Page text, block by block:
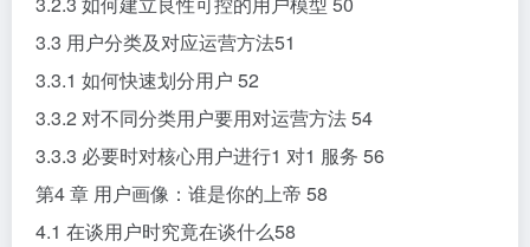
3.3 用户分类及对应运营方法51
3.3.1 如何快速划分用户 52
3.3.2 对不同分类用户要用对运营方法 54
3.3.3 必要时对核心用户进行1 对1 服务 56
第4 章 用户画像：谁是你的上帝 58
4.1 在谈用户时究竟在谈什么58